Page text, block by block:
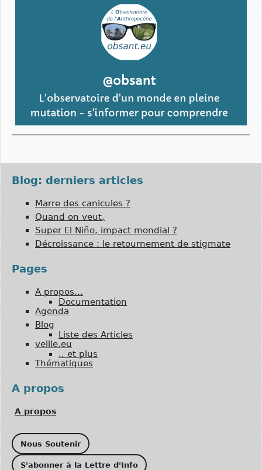
Blog: derniers articles
Marre des canicules ?
Quand on veut,
Super El Niño, impact mondial ?
Décroissance : le retournement de stigmate
Pages
A propos…
Documentation
Agenda
Blog
Liste des Articles
veille.eu
.. et plus
Thématiques
A propos
A propos
Nous Soutenir
S'abonner à la Lettre d'Info